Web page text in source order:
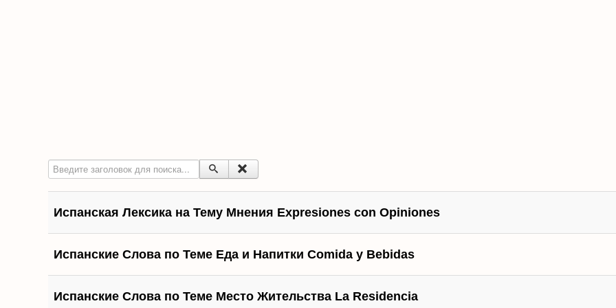
Введите заголовок для поиска...
Испанская Лексика на Тему Мнения Expresiones con Opiniones
Испанские Слова по Теме Еда и Напитки Comida y Bebidas
Испанские Слова по Теме Место Жительства La Residencia